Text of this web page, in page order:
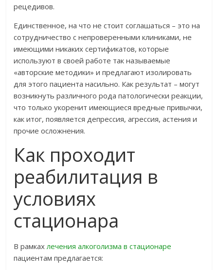
рецедивов.
Единственное, на что не стоит соглашаться – это на
сотрудничество с непроверенными клиниками, не
имеющими никаких сертификатов, которые
используют в своей работе так называемые
«авторские методики» и предлагают изолировать
для этого пациента насильно. Как результат – могут
возникнуть различного рода патологически реакции,
что только укоренит имеющиеся вредные привычки,
как итог, появляется депрессия, агрессия, астения и
прочие осложнения.
Как проходит
реабилитация в
условиях
стационара
В рамкахлечения алкоголизма в стационаре
пациентам предлагается: